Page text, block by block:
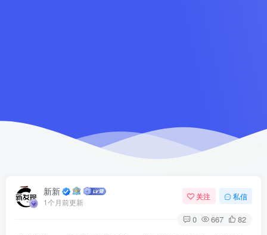
新新
1个月前更新
关注 私信
0 667 82